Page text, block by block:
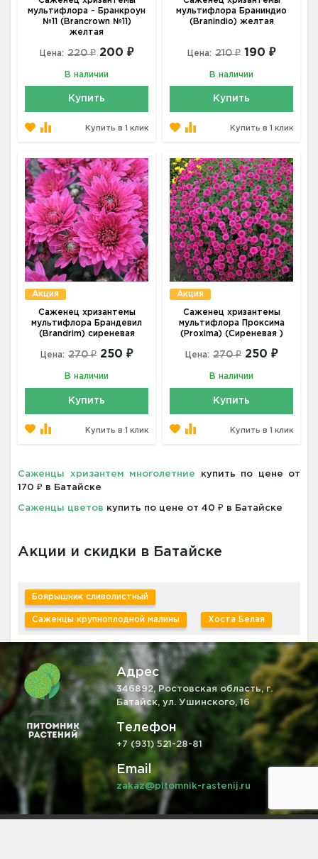
мультифлора - Бранкроун
№11 (Brancrown №11)
желтая
Цена: 220 ₽ 200 ₽
В наличии
Купить
Купить в 1 клик
мультифлора Браниндио
(Branindio) желтая
Цена: 210 ₽ 190 ₽
В наличии
Купить
Купить в 1 клик
Акция
Саженец хризантемы
мультифлора Брандевил
(Brandrim) сиреневая
Цена: 270 ₽ 250 ₽
В наличии
Купить
Купить в 1 клик
Акция
Саженец хризантемы
мультифлора Проксима
(Proxima) (Сиреневая )
Цена: 270 ₽ 250 ₽
В наличии
Купить
Купить в 1 клик
Саженцы хризантем многолетние
купить по цене от
170 ₽ в Батайске
Саженцы цветов купить по цене от 40 ₽ в Батайске
Акции и скидки в Батайске
Боярышник сливолистный
Саженцы крупноплодной малины Хоста Белая
Адрес
346892, Ростовская область, г.
Батайск, ул. Ушинского, 16
Телефон
+7 (931) 521-28-81
Email
zakaz@pitomnik-rastenij.ru